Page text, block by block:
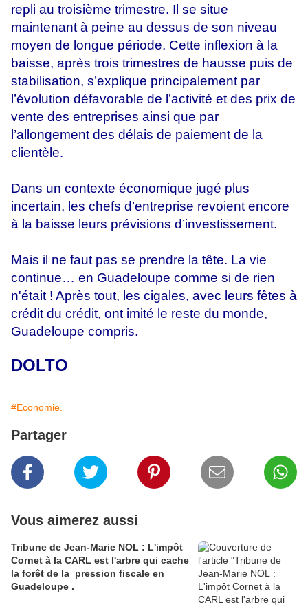
repli au troisième trimestre. Il se situe
maintenant à peine au dessus de son niveau
moyen de longue période. Cette inflexion à la
baisse, après trois trimestres de hausse puis de
stabilisation, s’explique principalement par
l’évolution défavorable de l’activité et des prix de
vente des entreprises ainsi que par
l’allongement des délais de paiement de la
clientèle.
Dans un contexte économique jugé plus
incertain, les chefs d’entreprise revoient encore
à la baisse leurs prévisions d’investissement.
Mais il ne faut pas se prendre la tête. La vie
continue… en Guadeloupe comme si de rien
n'était ! Après tout, les cigales, avec leurs fêtes à
crédit du crédit, ont imité le reste du monde,
Guadeloupe compris.
DOLTO
#Economie.
Partager
Vous aimerez aussi
Tribune de Jean-Marie NOL : L'impôt
Cornet à la CARL est l'arbre qui cache
la forêt de la pression fiscale en
Guadeloupe .